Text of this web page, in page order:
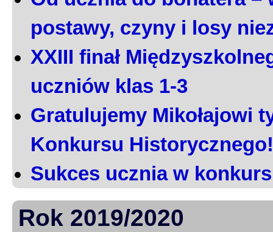
postawy, czyny i losy
XXIII finał
uczniów klas 1-3
Gratulujemy Mikołajowi
Konkursu Historycznego!
Sukces ucznia w
Rok 2019/2020